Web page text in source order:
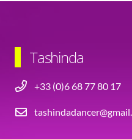
Tashinda
+33 (0)6 68 77 80 17